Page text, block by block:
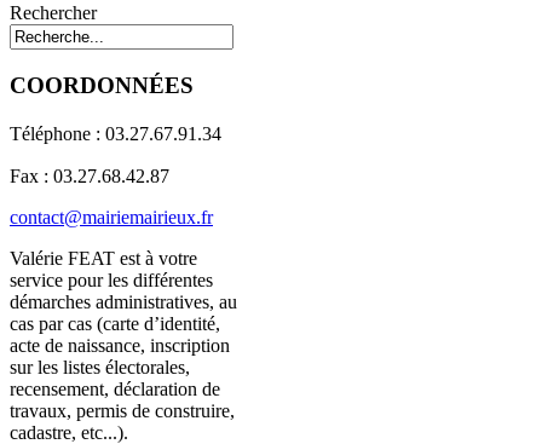
Rechercher
COORDONNÉES
Téléphone : 03.27.67.91.34
Fax : 03.27.68.42.87
contact@mairiemairieux.fr
Valérie FEAT est à votre
service pour les différentes
démarches administratives, au
cas par cas (carte d’identité,
acte de naissance, inscription
sur les listes électorales,
recensement, déclaration de
travaux, permis de construire,
cadastre, etc...).